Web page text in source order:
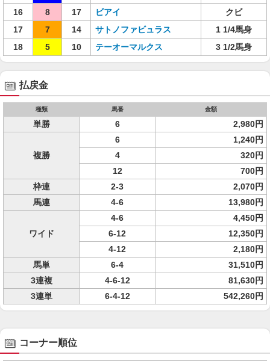
16
8 17 ビアイ
クビ
17
7 14 サトノファビュラス
1 1/4馬身
18
5 10 テーオーマルクス 3 1/2馬身
払戻金
種類 馬番 金額
単勝 6 2,980円
複勝
6
1,240円
4
320円
12
700円
枠連
2-3
2,070円
馬連
4-6 13,980円
ワイド
4-6
4,450円
6-12
12,350円
4-12
2,180円
馬単
6-4
31,510円
3連複
4-6-12
81,630円
3連単
6-4-12 542,260円
コーナー順位